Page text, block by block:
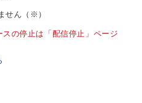
せん（※）
の停止は「配信停止」ページ